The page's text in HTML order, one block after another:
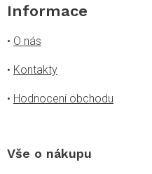
Informace
• O nás
• Kontakty
• Hodnocení obchodu
Vše o nákupu